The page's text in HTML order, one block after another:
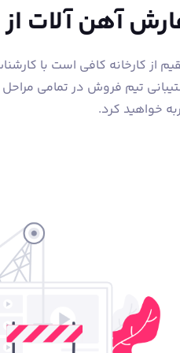
آهن آلات
از کارخانه کافی است با
تیم فروش در تمامی
خواهید کرد.